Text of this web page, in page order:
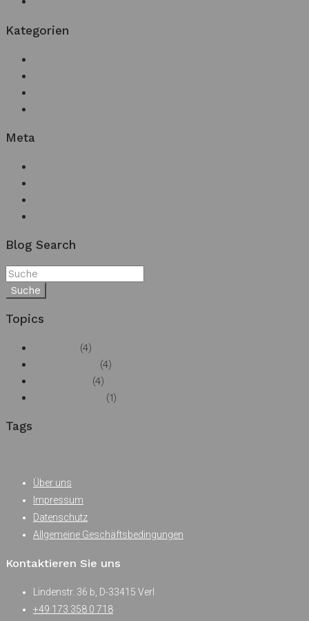
Kategorien
Meta
Blog Search
Suche
Topics
(4)
(4)
(4)
(1)
Tags
Über uns
Impressum
Datenschutz
Allgemeine Geschäftsbedingungen
Kontaktieren Sie uns
Lindenstr. 36 b, D-33415 Verl
+49 173 358 0 718